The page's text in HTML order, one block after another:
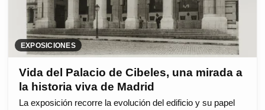
EXPOSICIONES
Vida del Palacio de Cibeles, una mirada a
la historia viva de Madrid
La exposición recorre la evolución del edificio y su papel